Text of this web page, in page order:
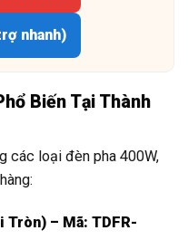
nhanh)
Biến Tại Thành
các loại đèn pha 400W,
Tròn) – Mã: TDFR-